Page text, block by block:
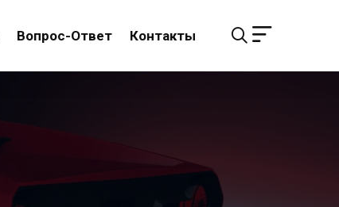
Вопрос-Ответ Контакты